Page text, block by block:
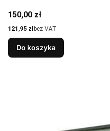
Cena
150,00 zł
Cena
121,95 złbez VAT
Do koszyka